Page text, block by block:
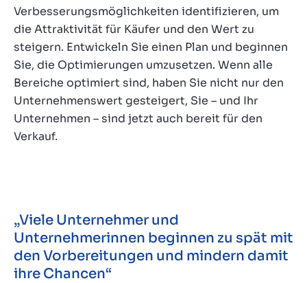
Verbesserungsmöglichkeiten identifizieren, um
die Attraktivität für Käufer und den Wert zu
steigern. Entwickeln Sie einen Plan und beginnen
Sie, die Optimierungen umzusetzen. Wenn alle
Bereiche optimiert sind, haben Sie nicht nur den
Unternehmenswert gesteigert, Sie – und Ihr
Unternehmen – sind jetzt auch bereit für den
Verkauf.
„Viele Unternehmer und
Unternehmerinnen beginnen zu spät mit
den Vorbereitungen und mindern damit
ihre Chancen“